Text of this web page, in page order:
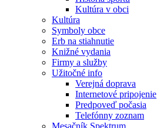
Kultúra v obci
Kultúra
Symboly obce
Erb na stiahnutie
Knižné vydania
Firmy a služby
Užitočné info
Verejná doprava
Internetové pripojenie
Predpoveď počasia
Telefónny zoznam
Mesačník Spektrum